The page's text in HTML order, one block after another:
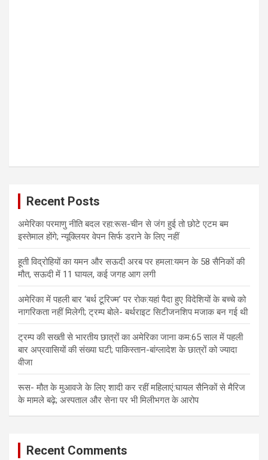
Recent Posts
अमेरिका परमाणु नीति बदल रहा:रूस-चीन से जंग हुई तो छोटे एटम बम
इस्तेमाल होंगे; न्यूक्लियर वेपन सिर्फ डराने के लिए नहीं
हूती विद्रोहियों का यमन और सऊदी अरब पर हमला:यमन के 58 सैनिकों की
मौत, सऊदी में 11 घायल, कई जगह आग लगी
अमेरिका में पहली बार ‘बर्थ टूरिज्म’ पर रोक:यहां पैदा हुए विदेशियों के बच्चे को
नागरिकता नहीं मिलेगी; ट्रम्प बोले- बर्थराइट सिटीजनशिप मजाक बन गई थी
ट्रम्प की सख्ती से भारतीय छात्रों का अमेरिका जाना कम:65 साल में पहली
बार अप्रवासियों की संख्या घटी; पाकिस्तान-बांग्लादेश के छात्रों को ज्यादा
वीजा
रूस- मौत के मुआवजे के लिए शादी कर रहीं महिलाएं:घायल सैनिकों से मैरिज
के मामले बढ़े; अस्पताल और सेना पर भी मिलीभगत के आरोप
Recent Comments